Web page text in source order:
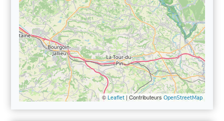
© Leaflet| Contributeurs OpenStreetMap